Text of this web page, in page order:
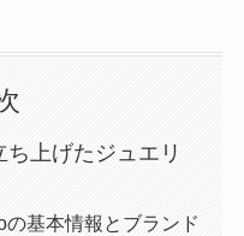
ち上げたジュエリ
の基本情報とブランド